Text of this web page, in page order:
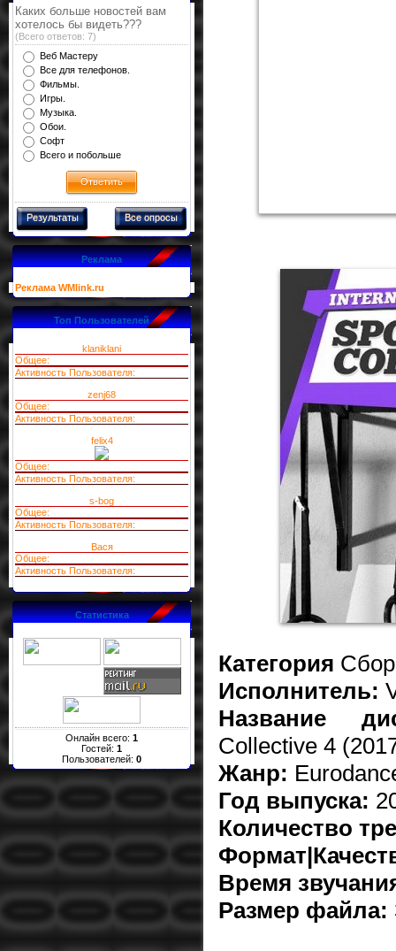
Каких больше новостей вам
хотелось бы видеть???
(Всего ответов: 7)
Веб Мастеру
Все для телефонов.
Фильмы.
Игры.
Музыка.
Обои.
Софт
Всего и побольше
Результаты Все опросы
Реклама
Реклама WMlink.ru
Топ Пользователей
klaniklani
Общее:
Активность Пользователя:
zenj68
Общее:
Активность Пользователя:
felix4
Общее:
Активность Пользователя:
s-bog
Общее:
Активность Пользователя:
Вася
Общее:
Активность Пользователя:
Статистика
Онлайн всего: 1
Гостей: 1
Пользователей: 0
Категория
Исполнитель:
Название
Collective 4
Жанр:
Год выпуска:
Количество
Время
Размер файла: